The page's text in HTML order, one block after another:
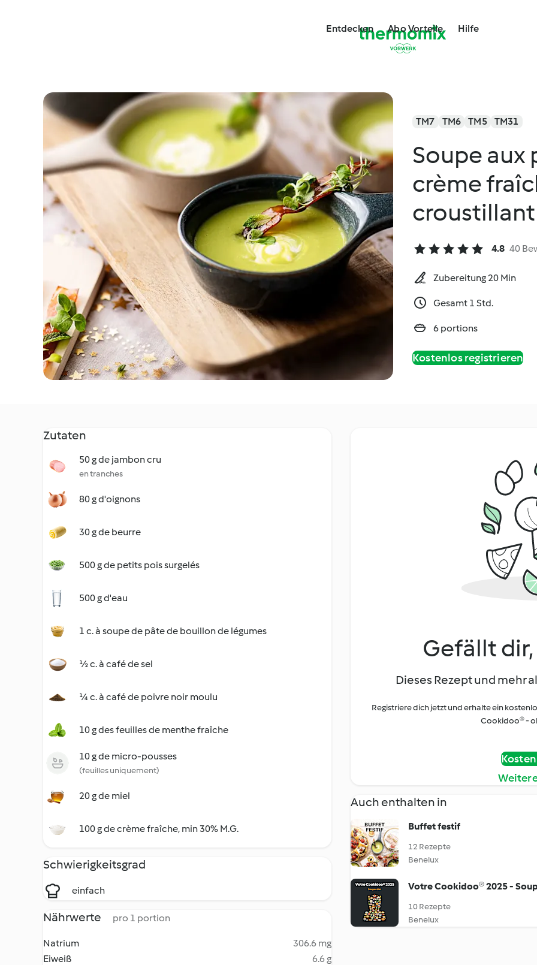
Entdecken Abo Vorteile Hilfe
TM7 TM6 TM5 TM31
Soupe aux
crème
croustillant
4.8 40
Zubereitung 20 Min
Gesamt 1 Std.
6 portions
Kostenlos registrieren
Zutaten
50 g de jambon cru
en tranches
80 g d'oignons
30 g de beurre
500 g de petits pois surgelés
500 g d'eau
1 c. à soupe de pâte de bouillon de légumes
½ c. à café de sel
¼ c. à café de poivre noir moulu
10 g des feuilles de menthe fraîche
10 g de micro-pousses
(feuilles uniquement)
20 g de miel
100 g de crème fraîche, min 30% M.G.
Schwierigkeitsgrad
einfach
Nährwerte pro 1 portion
Natrium
306.6 mg
Eiweiß
6.6 g
Gefällt
Dieses Rezept und mehr
Registriere dich jetzt und erhalte ein
Cookidoo® -
Auch enthalten in
Buffet festif
12 Rezepte
Benelux
Votre Cookidoo® 2025 -
10 Rezepte
Benelux